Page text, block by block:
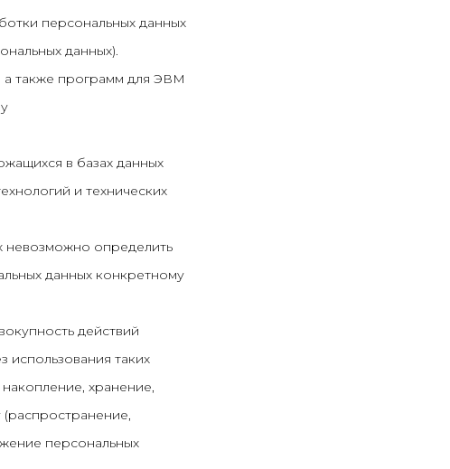
персональных данных
данных).
а также программ для ЭВМ
в базах данных
и технических
невозможно определить
данных конкретному
действий
использования таких
хранение,
персональных